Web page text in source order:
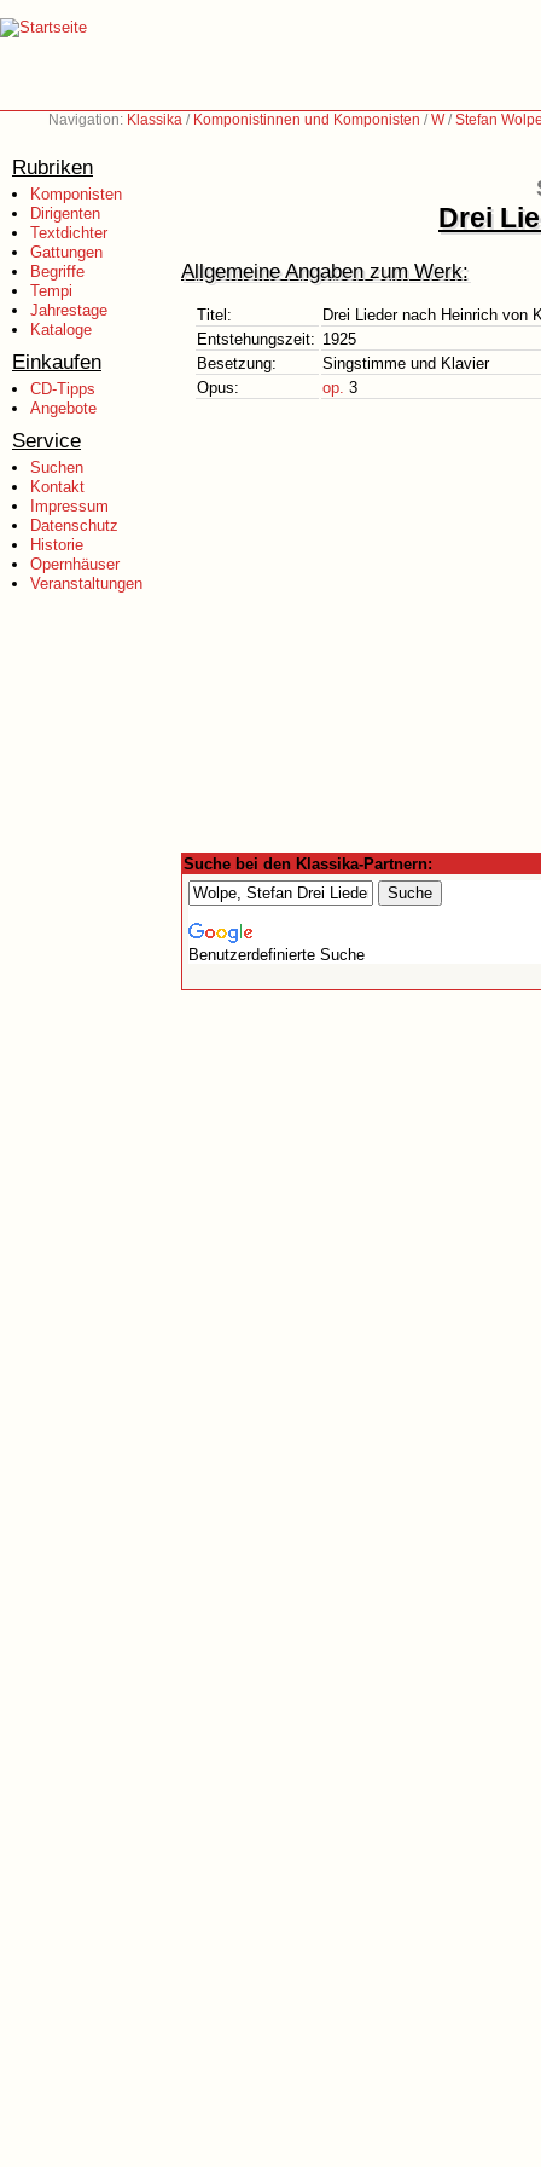
Navigation: Klassika / Komponistinnen und Komponisten /W/Stefan
Rubriken
Komponisten
Dirigenten
Textdichter
Gattungen
Begriffe
Tempi
Jahrestage
Kataloge
Einkaufen
CD-Tipps
Angebote
Service
Suchen
Kontakt
Impressum
Datenschutz
Historie
Opernhäuser
Veranstaltungen
Drei
Allgemeine Angaben zum Werk:
Titel:
Drei Lieder nach Heinrich von
Entstehungszeit: 1925
Besetzung:
Singstimme und Klavier
Opus:
op. 3
Suche bei den Klassika-Partnern:
Benutzerdefinierte Suche